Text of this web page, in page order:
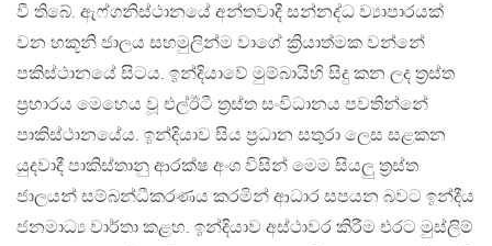
වී තිබේ. ඇෆ්ගනිස්ථානයේ අන්තවාදී සන්නද්ධ ව්‍යාපාරයක්
වන හකූනි ජාලය සහමුලින්ම වාගේ ක්‍රියාත්මක වන්නේ
පකිස්ථානයේ සිටය. ඉන්දියාවේ මුම්බායිහි සිදු කන ලද ත්‍රස්ත
ප්‍රහාරය මෙහෙය වූ එල්ඊටී ත්‍රස්ත සංවිධානය පවතින්නේ
පාකිස්ථානයේය. ඉන්දියාව සිය ප්‍රධාන සතුරා ලෙස සළකන
යුදවාදී පාකිස්තානු ආරක්ෂ අංශ විසින් මෙම සියලු ත්‍රස්ත
ජාලයන් සම්බන්ධීකරණය කරමින් ආධාර සපයන බවට ඉන්දීය
ජනමාධ්‍ය වාර්තා කළහ. ඉන්දියාව අස්ථාවර කිරීම එරට මුස්ලිම්